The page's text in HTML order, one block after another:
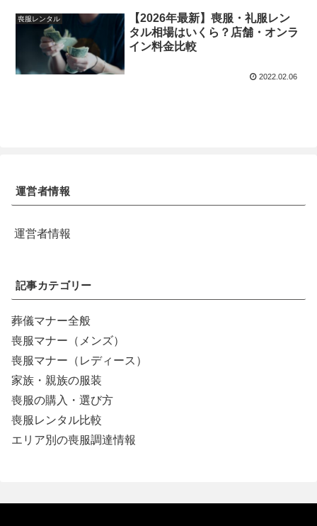
喪服レンタル
【2026年最新】喪服・礼服レン
タル相場はいくら？店舗・オンラ
イン料金比較
2022.02.06
運営者情報
運営者情報
記事カテゴリー
葬儀マナー全般
喪服マナー（メンズ）
喪服マナー（レディース）
家族・親族の服装
喪服の購入・選び方
喪服レンタル比較
エリア別の喪服調達情報